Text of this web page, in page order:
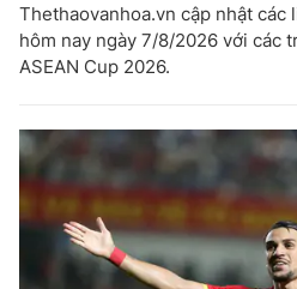
Thethaovanhoa.vn cập nhật
hôm nay ngày 7/8/2026 với các
ASEAN Cup 2026.